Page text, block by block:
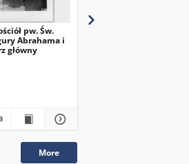
pw. Św.
Abrahama i
główny
More